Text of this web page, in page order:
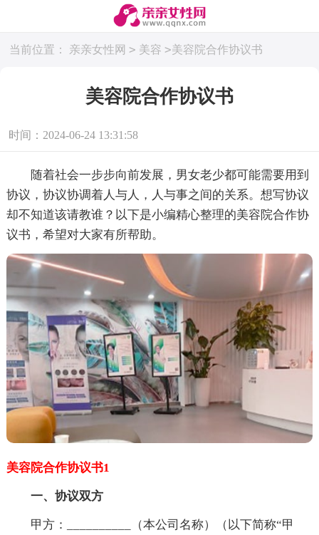
当前位置： 亲亲女性网 > 美容 >美容院合作协议书
美容院合作协议书
时间：2024-06-24 13:31:58
随着社会一步步向前发展，男女老少都可能需要用到
协议，协议协调着人与人，人与事之间的关系。想写协议
却不知道该请教谁？以下是小编精心整理的美容院合作协
议书，希望对大家有所帮助。
美容院合作协议书1
一、协议双方
甲方：__________（本公司名称）（以下简称“甲